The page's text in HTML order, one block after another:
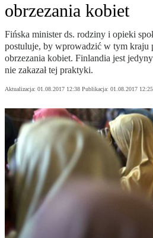
obrzezania kobiet
Fińska minister ds. rodziny i opieki
postuluje, by wprowadzić w tym kraju
obrzezania kobiet. Finlandia jest
nie zakazał tej praktyki.
Aktualizacja: 01.08.2017 12:38 Publikacja: 01.08.2017 12:25